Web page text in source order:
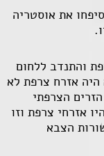
וסיפחו את אוסטריה
והתנדב ללחום
היה אזרח צרפת לא
הצרפתי
שלא היו אזרחי צרפת וזו
הצבא